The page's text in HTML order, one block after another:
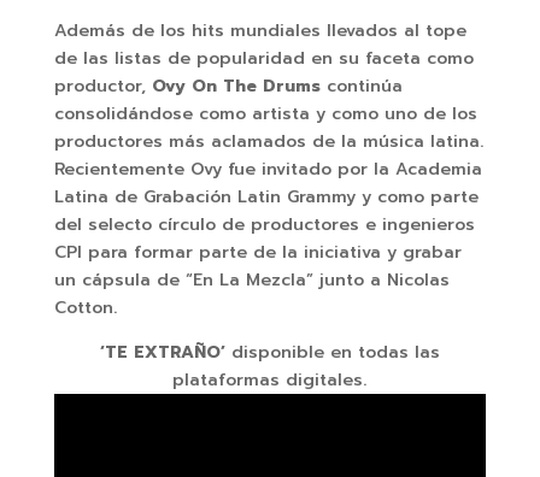
Además de los hits mundiales llevados al tope
de las listas de popularidad en su faceta como
productor, Ovy On The Drumscontinúa
consolidándose como artista y como uno de los
productores más aclamados de la música latina.
Recientemente Ovy fue invitado por la Academia
Latina de Grabación Latin Grammy y como parte
del selecto círculo de productores e ingenieros
CPI para formar parte de la iniciativa y grabar
un cápsula de “En La Mezcla” junto a Nicolas
Cotton.
‘TE EXTRAÑO’disponible en todas las
plataformas digitales.